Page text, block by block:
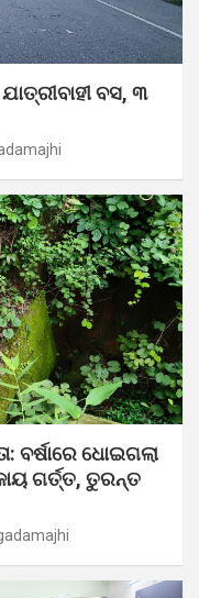
ବସ, ୩
ବର୍ଷାରେ ଧୋଇଗଲା
ଗର୍ତ୍ତ, ତୁରନ୍ତ